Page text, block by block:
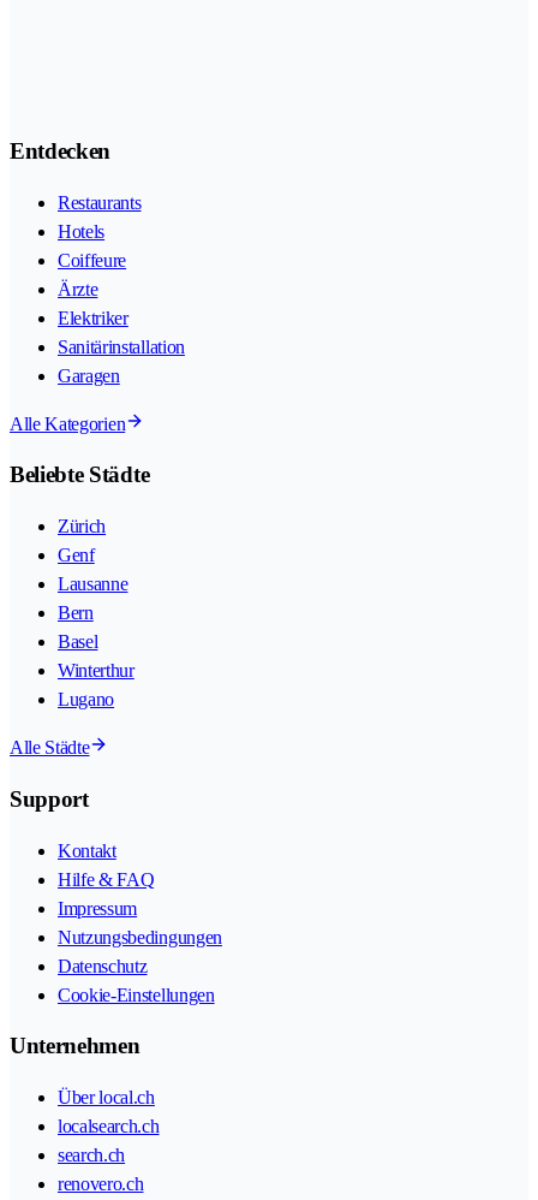
Entdecken
Restaurants
Hotels
Coiffeure
Ärzte
Elektriker
Sanitärinstallation
Garagen
Alle Kategorien
Beliebte Städte
Zürich
Genf
Lausanne
Bern
Basel
Winterthur
Lugano
Alle Städte
Support
Kontakt
Hilfe & FAQ
Impressum
Nutzungsbedingungen
Datenschutz
Cookie-Einstellungen
Unternehmen
Über local.ch
localsearch.ch
search.ch
renovero.ch